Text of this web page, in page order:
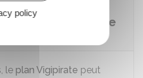
régulière peut-
des raisons de
le plan Vigipirate peut
policy